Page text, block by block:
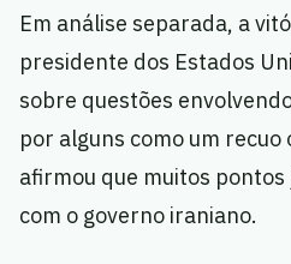
Em análise separada, a
presidente dos Estados
sobre questões
por alguns como um recuo
afirmou que muitos
com o governo iraniano.